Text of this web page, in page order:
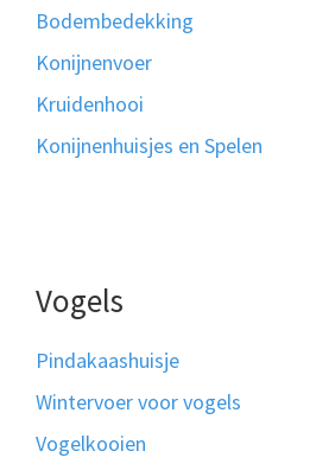
Bodembedekking
Konijnenvoer
Kruidenhooi
Konijnenhuisjes en Spelen
Vogels
Pindakaashuisje
Wintervoer voor vogels
Vogelkooien